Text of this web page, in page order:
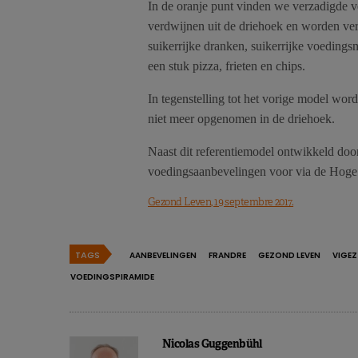
In de oranje punt vinden we verzadigde
verdwijnen uit de driehoek en worden
suikerrijke dranken, suikerrijke
een stuk pizza, frieten en chips.
In tegenstelling tot het vorige model
niet meer opgenomen in de driehoek.
Naast dit referentiemodel ontwikkeld
voedingsaanbevelingen voor via de
Gezond Leven, 19 septembre 2017.
TAGS AANBEVELINGEN FRANDRE GEZOND LEVEN
VIGEZ
VOEDINGSPIRAMIDE
Nicolas Guggenbühl